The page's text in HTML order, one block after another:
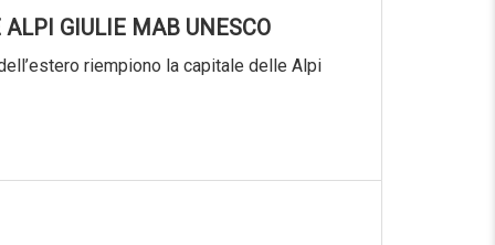
GIULIE MAB UNESCO
riempiono la capitale delle Alpi